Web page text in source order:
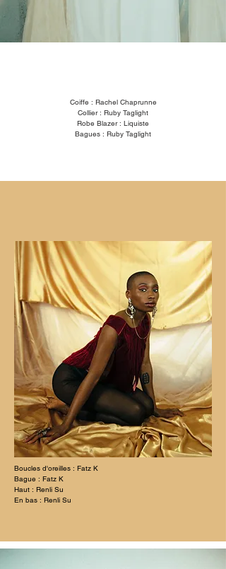
Coiffe : Rachel Chaprunne
Collier : Ruby Taglight
Robe Blazer : Liquiste
Bagues : Ruby Taglight
Boucles d'oreilles : Fatz K
Bague : Fatz K
Haut : Renli Su
En bas : Renli Su